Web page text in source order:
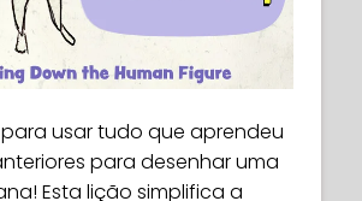
usar tudo que aprendeu
para desenhar uma
Esta lição simplifica a